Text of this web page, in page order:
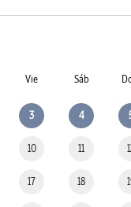
Vie Sáb
3 4
10 11
17 18